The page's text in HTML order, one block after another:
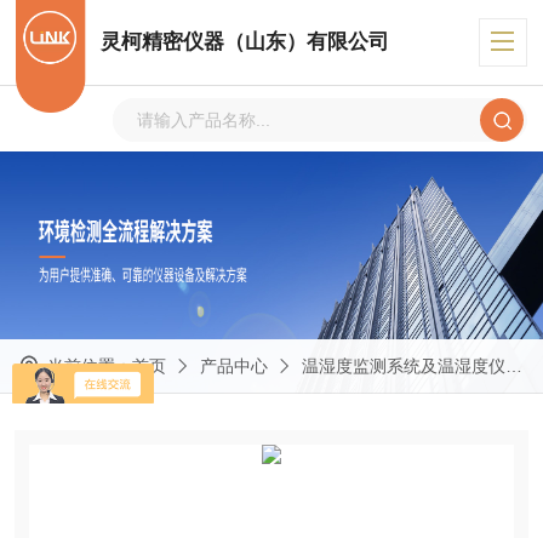
灵柯精密仪器（山东）有限公司
当前位置：首页 产品中心 温湿度监测系统及温湿度仪表